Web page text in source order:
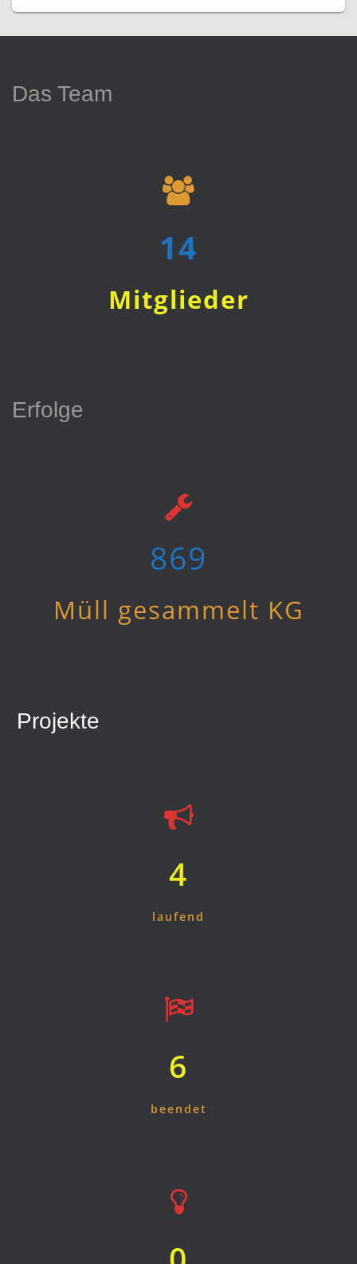
Das Team
15
Mitglieder
Erfolge
955
Müll gesammelt KG
Projekte
4
laufend
7
beendet